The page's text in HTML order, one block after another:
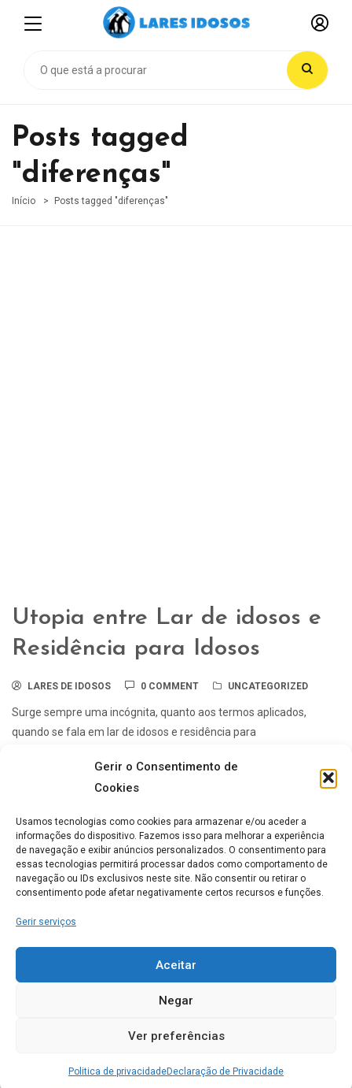
Gerir o Consentimento de
Cookies
Usamos tecnologias como cookies para armazenar e/ou aceder a
informações do dispositivo. Fazemos isso para melhorar a experiência
de navegação e exibir anúncios personalizados. O consentimento para
essas tecnologias permitirá processar dados como comportamento de
navegação ou IDs exclusivos neste site. Não consentir ou retirar o
consentimento pode afetar negativamente certos recursos e funções.
Gerir serviços
Aceitar
Negar
Ver preferências
Politica de privacidadeDeclaração de Privacidade
Posts tagged
"diferenças"
Início Posts tagged "diferenças"
Utopia entre Lar de idosos e
Residência para Idosos
LARES DE IDOSOS 0 COMMENT UNCATEGORIZED
Surge sempre uma incógnita, quanto aos termos aplicados,
quando se fala em lar de idosos e residência para
Lares de idosos mais Populares
ERPI Horizonte Ternura
0
Casa de Repouso Chalet
Rosmaninho
Lar Imaculada Conceição